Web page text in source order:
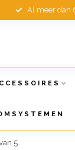
Al meer dan
5